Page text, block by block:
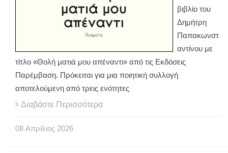
βιβλίο του
Δημήτρη
Παπακωνστ
αντίνου με
τίτλο «Θολή ματιά μου απέναντι» από τις Εκδόσεις
Παρέμβαση. Πρόκειται για μια ποιητική συλλογή
αποτελούμενη από τρεις ενότητες
Διαβάστε Περισσότερα
08 Απρίλιος 2026